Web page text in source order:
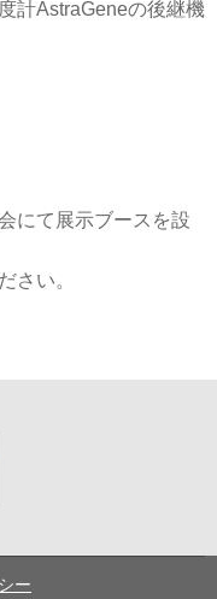
計AstraGeneの後継機
にて展示ブースを設
さい。
ー